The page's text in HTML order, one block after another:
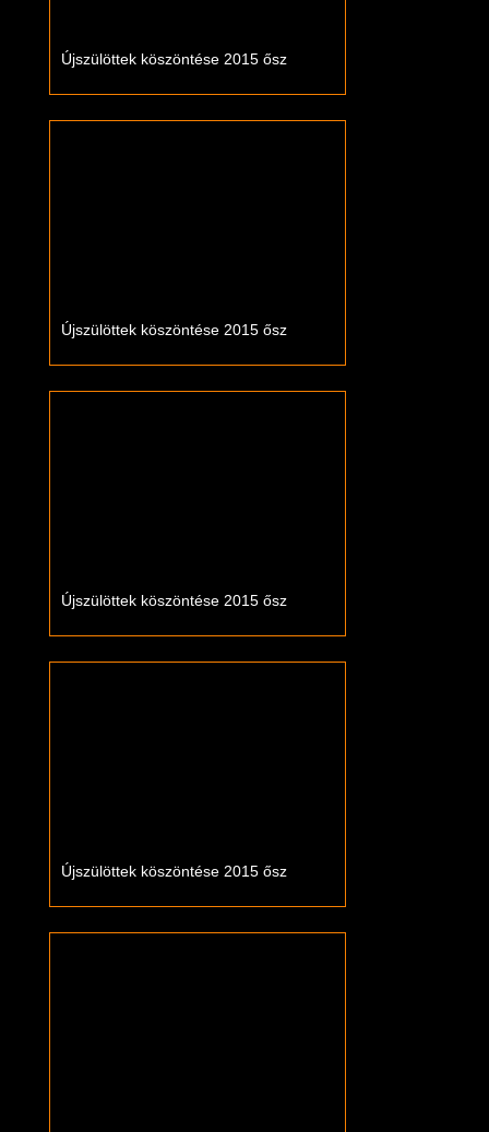
Újszülöttek köszöntése 2015 ősz
Újszülöttek köszöntése 2015 ősz
Újszülöttek köszöntése 2015 ősz
Újszülöttek köszöntése 2015 ősz